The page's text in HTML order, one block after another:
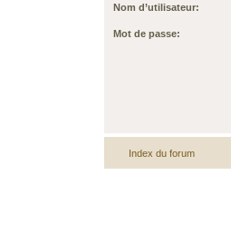
Nom d’utilisateur:
Mot de passe:
Index du forum